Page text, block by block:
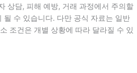
상담, 피해 예방, 거래 과정에서 주의할
될 수 있습니다. 다만 공식 자료는 일반
조건은 개별 상황에 따라 달라질 수 있